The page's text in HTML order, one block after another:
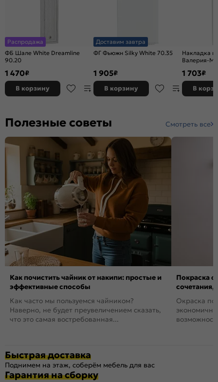
Распродажа
ФБ Шале White Dreamline
90.20
1 470₽
В корзину
Доставим завтра
ФГ Фьюжн Silky White 70.35
1 905₽
В корзину
Накладка
Валерия-М
1 703₽
В
Полезные советы Смотреть все
Как почистить чайник от накипи: простые и
эффективные способы
Как часто мы пользуемся чайником?
Наверно, не будет преувеличением сказать,
что это самая востребованная...
Покраска
сочетания,
Окраска
Быстрая доставка
Поднимем на этаж, соберём мебель для вас
Гарантия на сборку